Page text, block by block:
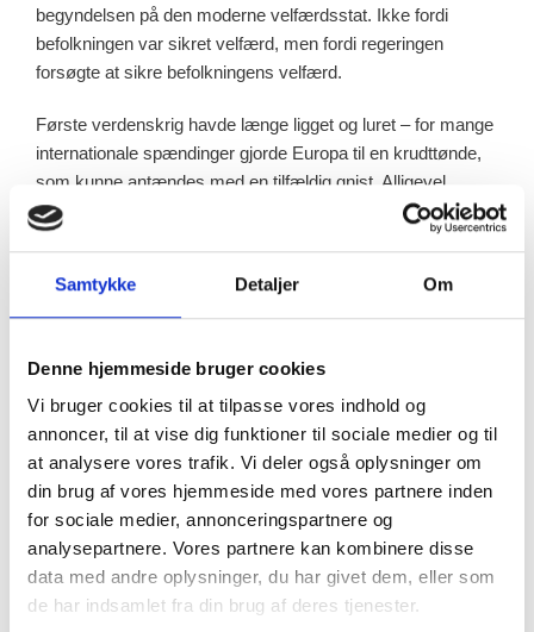
Samtykke Detaljer Om
Denne hjemmeside bruger cookies
Vi bruger cookies til at tilpasse vores indhold og
annoncer, til at vise dig funktioner til sociale medier og til
at analysere vores trafik. Vi deler også oplysninger om
din brug af vores hjemmeside med vores partnere inden
for sociale medier, annonceringspartnere og
analysepartnere. Vores partnere kan kombinere disse
data med andre oplysninger, du har givet dem, eller som
de har indsamlet fra din brug af deres tjenester.
begyndelsen på den moderne velfærdsstat. Ikke fordi
befolkningen var sikret velfærd, men fordi regeringen
forsøgte at sikre befolkningens velfærd.
Første verdenskrig havde længe ligget og luret – for mange
internationale spændinger gjorde Europa til en krudttønde,
som kunne antændes med en tilfældig gnist. Alligevel
herskede der en fremskridtstro uden lige og en tillid til
fornuften og rationalet – og ikke mindst til de tekniske
For de europæiske arbejderbevægelsers vedkommende
tilliden til hinanden: Hvis arbejderne i Europa – ja, i hele
verden – stod sammen og ikke gik i krig, så ville krig være
en umulighed.
Første verdenskrig betød, at mange værdier og megen tillid
brød sammen. Den viste, at fornuft og rationale alligevel
ikke herskede. For syngende og begejstrede drog arbejdere
i krig for deres fædreland. Den internationale
arbejdersolidaritet havde været en illusion.